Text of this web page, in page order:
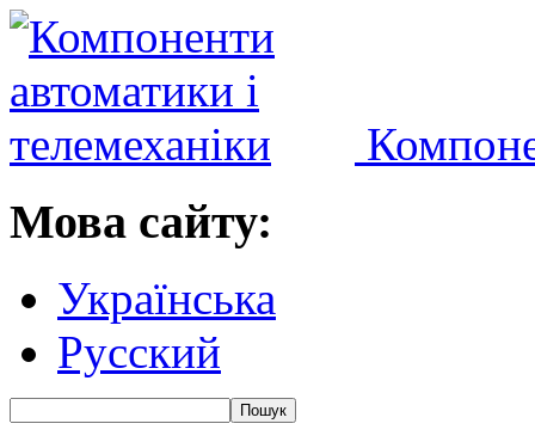
Мова сайту:
Українська
Русский